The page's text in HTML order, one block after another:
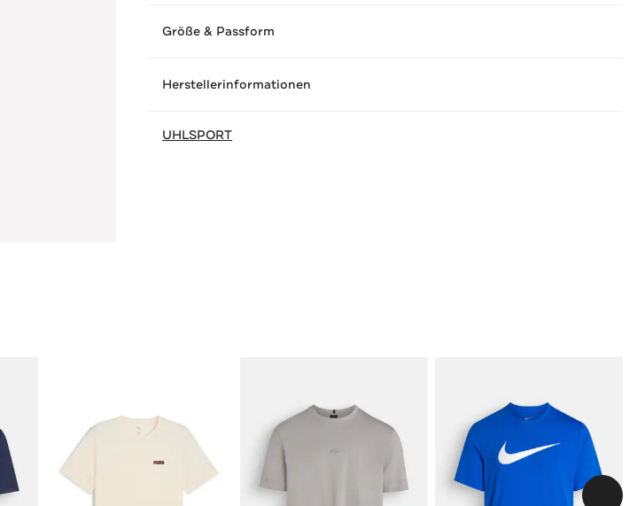
Größe & Passform
Herstellerinformationen
UHLSPORT